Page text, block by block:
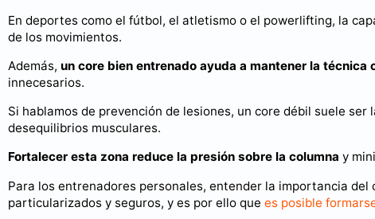
En deportes como el fútbol, el atletismo o el powerlifting, la
de los movimientos.
Además, un core bien entrenado ayuda a mantener la técnica
innecesarios.
Si hablamos de prevención de lesiones, un core débil suele
desequilibrios musculares.
Fortalecer esta zona reduce la presión sobre la columna y
Para los entrenadores personales, entender la importancia
particularizados y seguros, y es por ello que es posible